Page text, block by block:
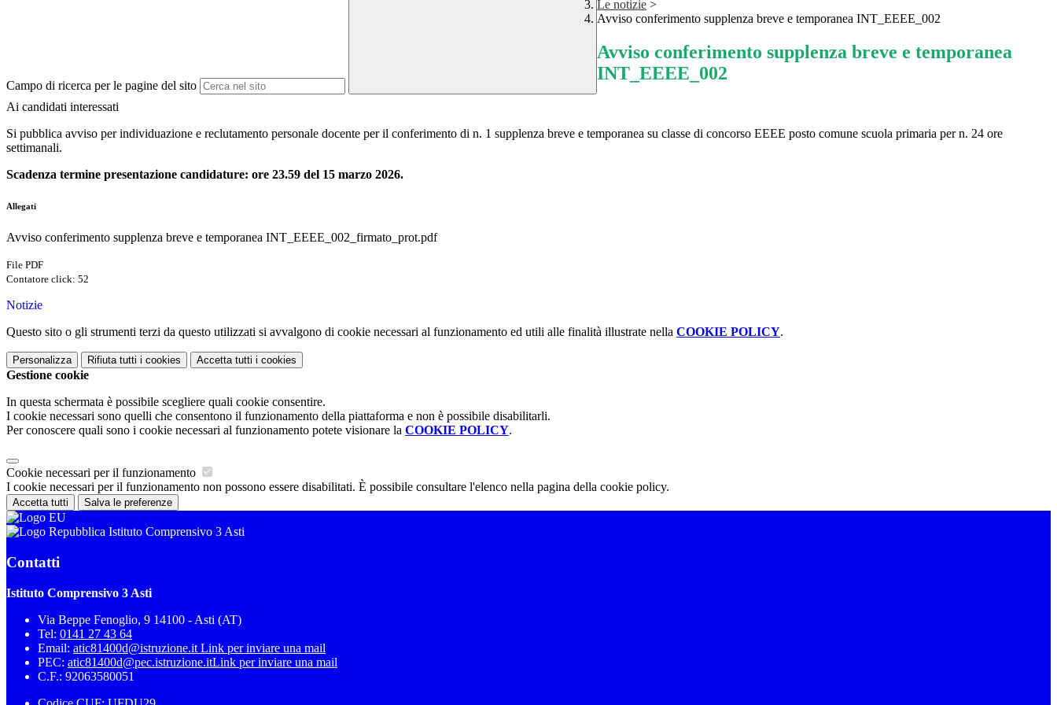
Campo di ricerca per le pagine del sito
Le notizie >
Avviso conferimento supplenza breve e temporanea INT_EEEE_002
Avviso conferimento supplenza breve e temporanea
INT_EEEE_002
Ai candidati interessati
Si pubblica avviso per individuazione e reclutamento personale docente per il conferimento di n. 1 supplenza breve e temporanea su classe di concorso EEEE posto comune scuola primaria per n. 24 ore
settimanali.
Scadenza termine presentazione candidature: ore 23.59 del 15 marzo 2026.
Allegati
Avviso conferimento supplenza breve e temporanea INT_EEEE_002_firmato_prot.pdf
File PDF
Contatore click: 52
Notizie
Questo sito o gli strumenti terzi da questo utilizzati si avvalgono di cookie necessari al funzionamento ed utili alle finalità illustrate nella COOKIE POLICY.
Personalizza Rifiuta tutti i cookies Accetta tutti i cookies
Gestione cookie
In questa schermata è possibile scegliere quali cookie consentire.
I cookie necessari sono quelli che consentono il funzionamento della piattaforma e non è possibile disabilitarli.
Per conoscere quali sono i cookie necessari al funzionamento potete visionare la COOKIE POLICY.
Cookie necessari per il funzionamento
I cookie necessari per il funzionamento non possono essere disabilitati. È possibile consultare l'elenco nella pagina della cookie policy.
Accetta tutti Salva le preferenze
Istituto Comprensivo 3 Asti
Contatti
Istituto Comprensivo 3 Asti
Via Beppe Fenoglio, 9 14100 - Asti (AT)
Tel: 0141 27 43 64
Email: atic81400d@istruzione.it Link per inviare una mail
PEC: atic81400d@pec.istruzione.itLink per inviare una mail
C.F.: 92063580051